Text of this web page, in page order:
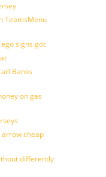
TeamsMenu
signs got
Banks
on gas
cheap
differently